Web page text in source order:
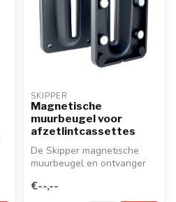
SKIPPER
Magnetische
muurbeugel voor
afzetlintcassettes
De Skipper magnetische
muurbeugel en ontvanger
metalen o...
€--,--